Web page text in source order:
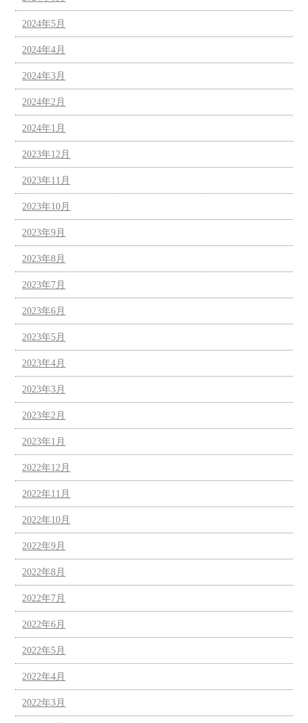
2024年5月
2024年4月
2024年3月
2024年2月
2024年1月
2023年12月
2023年11月
2023年10月
2023年9月
2023年8月
2023年7月
2023年6月
2023年5月
2023年4月
2023年3月
2023年2月
2023年1月
2022年12月
2022年11月
2022年10月
2022年9月
2022年8月
2022年7月
2022年6月
2022年5月
2022年4月
2022年3月